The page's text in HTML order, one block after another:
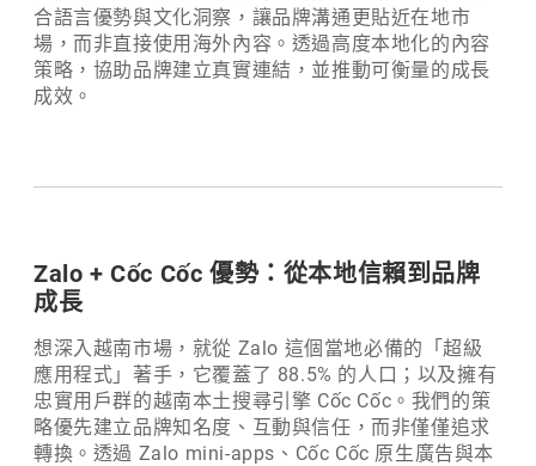
合語言優勢與文化洞察，讓品牌溝通更貼近在地市
場，而非直接使用海外內容。透過高度本地化的內容
策略，協助品牌建立真實連結，並推動可衡量的成長
成效。
Zalo + Cốc Cốc 優勢：從本地信賴到品牌
成長
想深入越南市場，就從 Zalo 這個當地必備的「超級
應用程式」著手，它覆蓋了 88.5% 的人口；以及擁有
忠實用戶群的越南本土搜尋引擎 Cốc Cốc。我們的策
略優先建立品牌知名度、互動與信任，而非僅僅追求
轉換。透過 Zalo mini-apps、Cốc Cốc 原生廣告與本